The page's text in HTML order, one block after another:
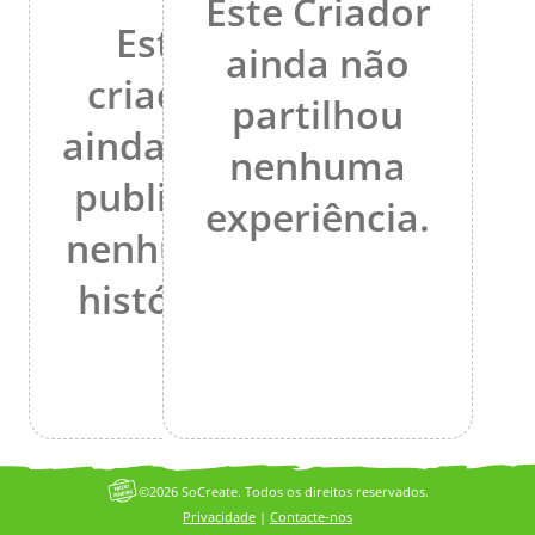
Este
criador
ainda não
publicou
nenhuma
história.
Este Criador
ainda não
partilhou
nenhuma
experiência.
Privacidade | Contacte-nos
©2026 SoCreate. Todos os direitos reservados.